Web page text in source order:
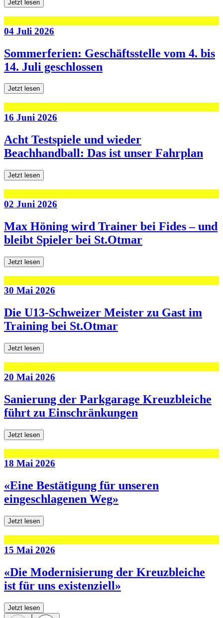
Jetzt lesen
04 Juli 2026
Sommerferien: Geschäftsstelle vom 4. bis
14. Juli geschlossen
Jetzt lesen
16 Juni 2026
Acht Testspiele und wieder
Beachhandball: Das ist unser Fahrplan
Jetzt lesen
02 Juni 2026
Max Höning wird Trainer bei Fides – und
bleibt Spieler bei St.Otmar
Jetzt lesen
30 Mai 2026
Die U13-Schweizer Meister zu Gast im
Training bei St.Otmar
Jetzt lesen
20 Mai 2026
Sanierung der Parkgarage Kreuzbleiche
führt zu Einschränkungen
Jetzt lesen
18 Mai 2026
«Eine Bestätigung für unseren
eingeschlagenen Weg»
Jetzt lesen
15 Mai 2026
«Die Modernisierung der Kreuzbleiche
ist für uns existenziell»
Jetzt lesen